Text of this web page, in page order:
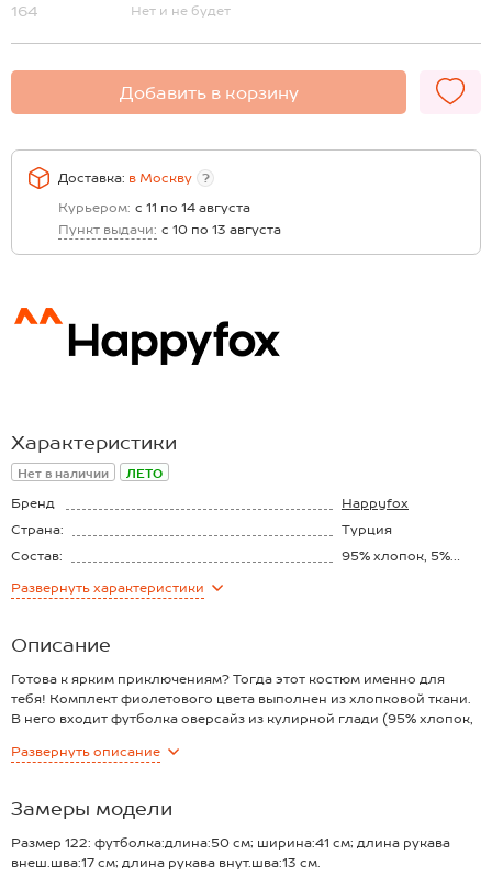
164 Нет и не будет
Добавить в корзину
Доставка: в Москву
?
Курьером: с 11 по 14 августа
Пункт выдачи: с 10 по 13 августа
Характеристики
Нет в наличии ЛЕТО
Бренд
Happyfox
Страна:
Турция
Состав:
95% хлопок, 5%
Материал:
Развернуть характеристики
Описание
Готова к ярким приключениям? Тогда этот костюм именно для
тебя! Комплект фиолетового цвета выполнен из хлопковой ткани.
В него входит футболка оверсайз из кулирной глади (95% хлопок,
полиэстер, 5% лайкра).
синтетики увеличивает прочность ткани. Однотонный спортивный
костюм для девочек и подростков выдерживает частые стирки,
прекрасно сохраняет форму и цвет.
Развернуть описание
Замеры модели
Размер 122: футболка:длина:50 см; ширина:41 см; длина рукава
внеш.шва:17 см; длина рукава внут.шва:13 см.